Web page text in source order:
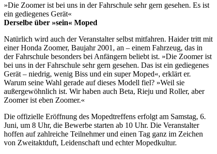
»Die Zoomer ist bei uns in der Fahrschule sehr gern gesehen. Es ist
ein gediegenes Gerät«
Derselbe über »sein« Moped
Natürlich wird auch der Veranstalter selbst mitfahren. Haider tritt mit
einer Honda Zoomer, Baujahr 2001, an – einem Fahrzeug, das in
der Fahrschule besonders bei Anfängern beliebt ist. »Die Zoomer ist
bei uns in der Fahrschule sehr gern gesehen. Das ist ein gediegenes
Gerät – niedrig, wenig Biss und ein super Moped«, erklärt er.
Warum seine Wahl gerade auf dieses Modell fiel? »Weil sie
außergewöhnlich ist. Wir haben auch Beta, Rieju und Roller, aber
Zoomer ist eben Zoomer.«
Die offizielle Eröffnung des Mopedtreffens erfolgt am Samstag, 6.
Juni, um 8 Uhr, die Bewerbe starten ab 10 Uhr. Die Veranstalter
hoffen auf zahlreiche Teilnehmer und einen Tag ganz im Zeichen
von Zweitaktduft, Leidenschaft und echter Mopedkultur.